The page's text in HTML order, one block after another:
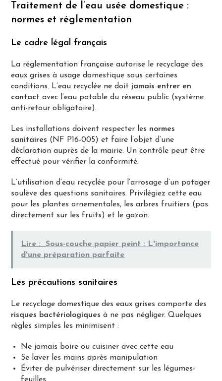
Traitement de l’eau usée domestique :
normes et réglementation
Le cadre légal français
La réglementation française autorise le recyclage des
eaux grises à usage domestique sous certaines
conditions. L’eau recyclée ne doit jamais entrer en
contact avec l’eau potable du réseau public (système
anti-retour obligatoire).
Les installations doivent respecter les normes
sanitaires (NF P16-005) et faire l’objet d’une
déclaration auprès de la mairie. Un contrôle peut être
effectué pour vérifier la conformité.
L’utilisation d’eau recyclée pour l’arrosage d’un potager
soulève des questions sanitaires. Privilégiez cette eau
pour les plantes ornementales, les arbres fruitiers (pas
directement sur les fruits) et le gazon.
Lire :
Sous-couche papier peint : L'importance
d'une préparation parfaite
Les précautions sanitaires
Le recyclage domestique des eaux grises comporte des
risques bactériologiques à ne pas négliger. Quelques
règles simples les minimisent :
Ne jamais boire ou cuisiner avec cette eau
Se laver les mains après manipulation
Éviter de pulvériser directement sur les légumes-